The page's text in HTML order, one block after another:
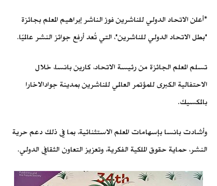
*أعلن الاتحاد الدولي للناشرين فوز الناشر إبراهيم المعلم بجائزة
"بطل الاتحاد الدولي للناشرين"، التي تُعد أرفع جوائز النشر عالميًا.
تسلم المعلم الجائزة من رئيسة الاتحاد، كارين بانسا، خلال
الاحتفالية الكبرى للمؤتمر العالمي للناشرين بمدينة جوادالاخارا
بالمكسيك.
وأشادت بانسا بإسهامات المعلم الاستثنائية، بما في ذلك دعم حرية
النشر، حماية حقوق الملكية الفكرية، وتعزيز التعاون الثقافي الدولي.